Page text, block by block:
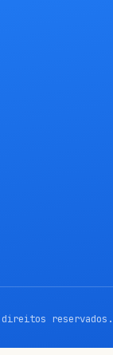
direitos reservados.